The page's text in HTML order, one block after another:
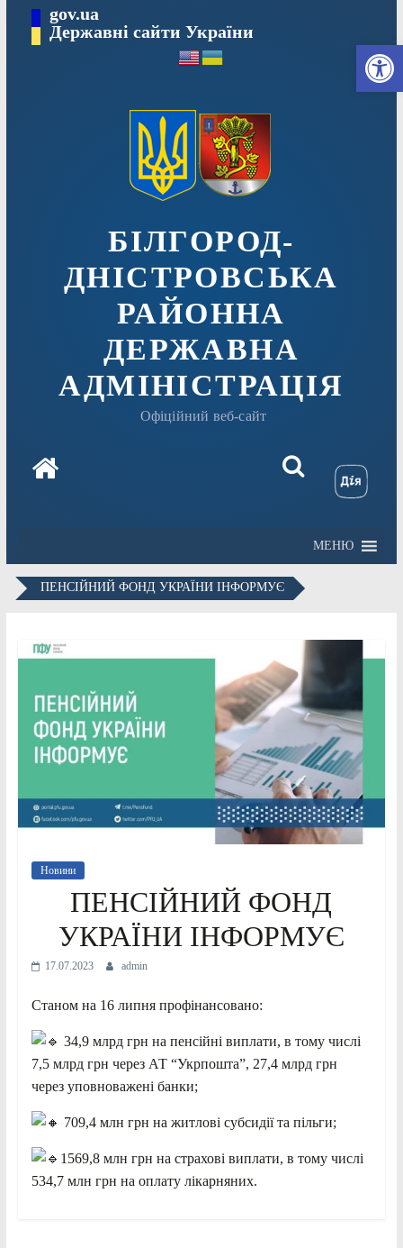
вмісту
gov.ua
Державні сайти України
БІЛГОРОД-
ДНІСТРОВСЬКА
РАЙОННА
ДЕРЖАВНА
АДМІНІСТРАЦІЯ
Офіційний веб-сайт
МЕНЮ
ПЕНСІЙНИЙ ФОНД УКРАЇНИ ІНФОРМУЄ
Новини
ПЕНСІЙНИЙ ФОНД
УКРАЇНИ ІНФОРМУЄ
17.07.2023 admin
Станом на 16 липня профінансовано:
34,9 млрд грн на пенсійні виплати, в тому числі
7,5 млрд грн через АТ “Укрпошта”, 27,4 млрд грн
через уповноважені банки;
709,4 млн грн на житлові субсидії та пільги;
1569,8 млн грн на страхові виплати, в тому числі
534,7 млн грн на оплату лікарняних.